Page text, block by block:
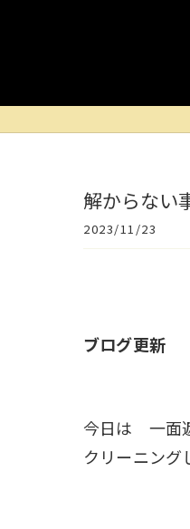
解からない
2023/11/23
ブログ更新
今日は 一面
クリーニング